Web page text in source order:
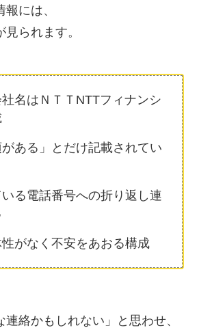
には、
られます。
名はＮＴＴNTTフィナンシ
がある」とだけ記載されてい
る電話番号への折り返し連
がなく不安をあおる構成
絡かもしれない」と思わせ、